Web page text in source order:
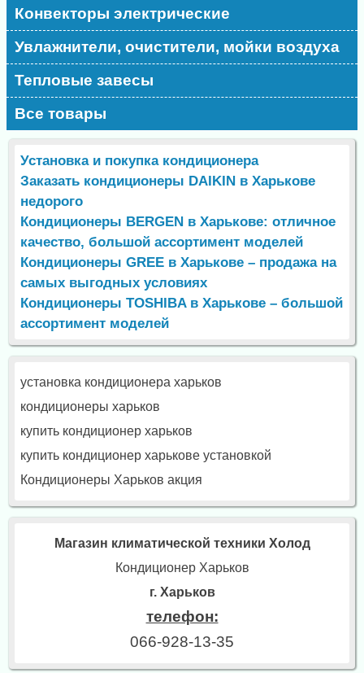
Конвекторы электрические
Увлажнители, очистители, мойки воздуха
Тепловые завесы
Все товары
Установка и покупка кондиционера
Заказать кондиционеры DAIKIN в Харькове
недорого
Кондиционеры BERGEN в Харькове: отличное
качество, большой ассортимент моделей
Кондиционеры GREE в Харькове – продажа на
самых выгодных условиях
Кондиционеры TOSHIBA в Харькове – большой
ассортимент моделей
установка кондиционера харьков
кондиционеры харьков
купить кондиционер харьков
купить кондиционер харькове установкой
Кондиционеры Харьков акция
Магазин климатической техники Холод
Кондиционер Харьков
г. Харьков
телефон:
066-928-13-35